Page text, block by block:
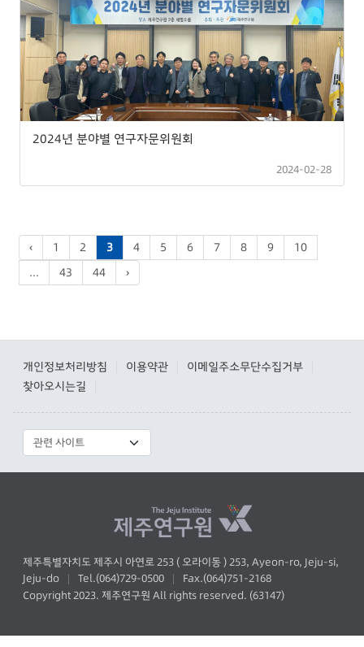
2024년 분야별 연구자문위원회
2024-02-28
‹ 1 2 3 4 5 6 7 8 9
10
...
43 44 ›
개인정보처리방침 이용약관 이메일주소무단수집거부
찾아오시는길
제주특별자치도 제주시 아연로 253 ( 오라이동 ) 253, Ayeon-ro, Jeju-si,
Jeju-do
Tel.(064)729-0500
Fax.(064)751-2168
Copyright 2023. 제주연구원 All rights reserved. (63147)